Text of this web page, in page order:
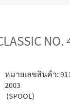
หมายเลขสินค้า:
2003
(SPOOL)